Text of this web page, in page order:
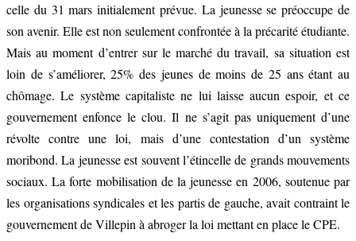
celle du 31 mars initialement prévue. La jeunesse se préoccupe de
son avenir. Elle est non seulement confrontée à la précarité étudiante.
Mais au moment d’entrer sur le marché du travail, sa situation est
loin de s’améliorer, 25% des jeunes de moins de 25 ans étant au
chômage. Le système capitaliste ne lui laisse aucun espoir, et ce
gouvernement enfonce le clou. Il ne s’agit pas uniquement d’une
révolte contre une loi, mais d’une contestation d’un système
moribond. La jeunesse est souvent l’étincelle de grands mouvements
sociaux. La forte mobilisation de la jeunesse en 2006, soutenue par
les organisations syndicales et les partis de gauche, avait contraint le
gouvernement de Villepin à abroger la loi mettant en place le CPE.